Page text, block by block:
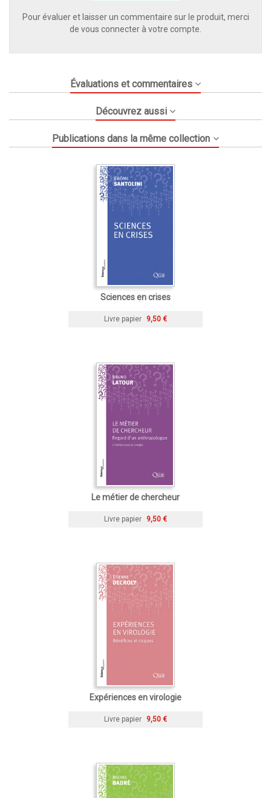
Pour évaluer et laisser un commentaire sur le produit, merci
de vous connecter à votre compte.
Évaluations et commentaires
Découvrez aussi
Publications dans la même collection
Sciences en crises
Livre papier 9,50 €
Le métier de chercheur
Livre papier 9,50 €
Expériences en virologie
Livre papier 9,50 €